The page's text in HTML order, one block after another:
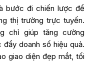
bước đi chiến lược để
thị trường trực tuyến.
chỉ giúp tăng cường
doanh số hiệu quả.
giao diện đẹp mắt, tối